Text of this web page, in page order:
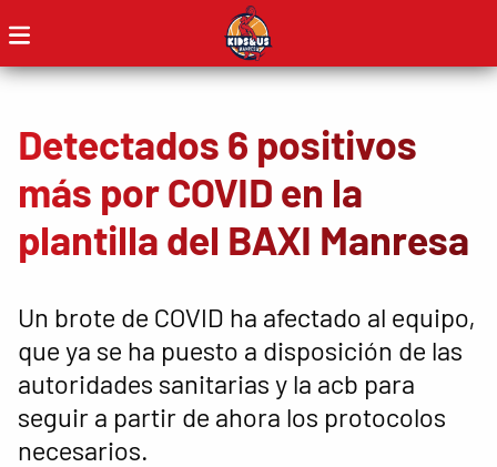
Detectados 6 positivos
más por COVID en la
plantilla del BAXI Manresa
Un brote de COVID ha afectado al equipo,
que ya se ha puesto a disposición de las
autoridades sanitarias y la acb para
seguir a partir de ahora los protocolos
necesarios.